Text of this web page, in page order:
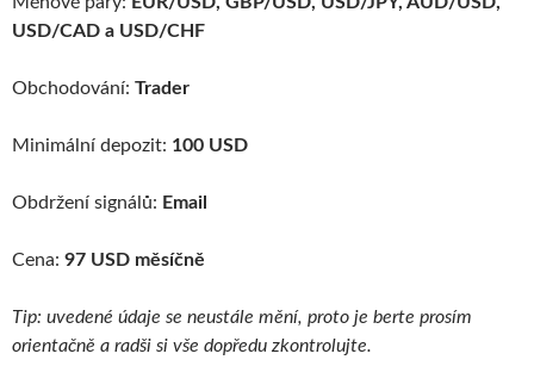
USD/CAD a USD/CHF
Obchodování: Trader
Minimální depozit: 100 USD
Obdržení signálů: Email
Cena: 97 USD měsíčně
Tip: uvedené údaje se neustále mění, proto je berte prosím
orientačně a radši si vše dopředu zkontrolujte.